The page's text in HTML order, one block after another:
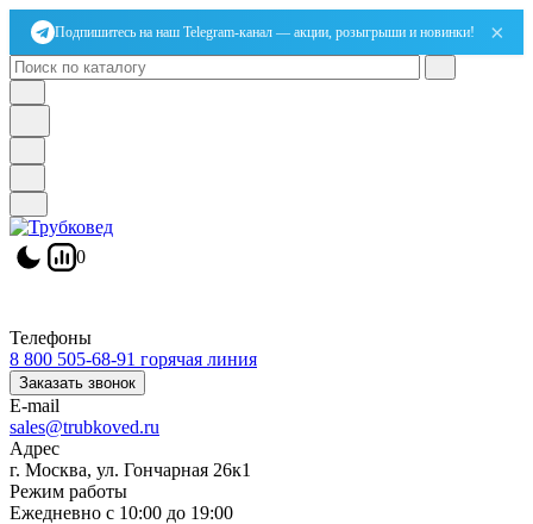
Подпишитесь на наш Telegram-канал — акции, розыгрыши и новинки! ×
0
Телефоны
8 800 505-68-91 горячая линия
Заказать звонок
E-mail
sales@trubkoved.ru
Адрес
г. Москва, ул. Гончарная 26к1
Режим работы
Ежедневно с 10:00 до 19:00